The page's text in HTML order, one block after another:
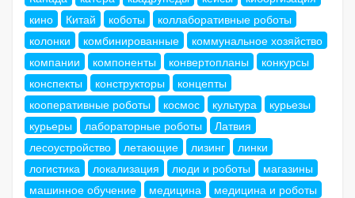
кино
Китай коботы
коллаборативные роботы
колонки
комбинированные
коммунальное хозяйство
компании
компоненты конвертопланы
конкурсы
конспекты
конструкторы
концепты
кооперативные роботы
космос культура
курьезы
курьеры
лабораторные роботы
Латвия
лесоустройство
летающие лизинг
линки
логистика
локализация люди и роботы
магазины
машинное обучение
медицина
медицина и роботы